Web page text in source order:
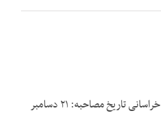
روایت­کننده: آقای دکتر سعید رجائی خراسانی تاریخ مصاحبه: ۲۱ دسامبر